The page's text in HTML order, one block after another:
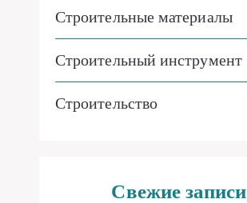
Строительные материалы
Строительный инструмент
Строительство
Свежие записи